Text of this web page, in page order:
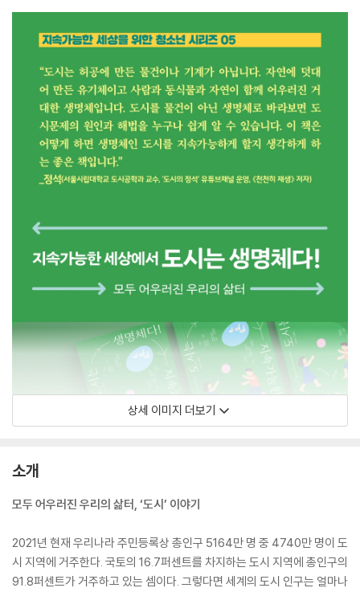
상세 이미지 더보기
소개
모두 어우러진 우리의 삶터, ‘도시’ 이야기
2021년 현재 우리나라 주민등록상 총인구 5164만 명 중 4740만 명이 도
시 지역에 거주한다. 국토의 16.7퍼센트를 차지하는 도시 지역에 총인구의
91.8퍼센트가 거주하고 있는 셈이다. 그렇다면 세계의 도시 인구는 얼마나